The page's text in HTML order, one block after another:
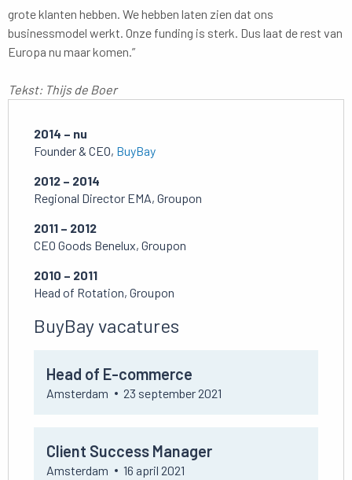
grote klanten hebben. We hebben laten zien dat ons
businessmodel werkt. Onze funding is sterk. Dus laat de rest van
Europa nu maar komen.”
Tekst: Thijs de Boer
2014 – nu
Founder & CEO, BuyBay
2012 – 2014
Regional Director EMA, Groupon
2011 – 2012
CEO Goods Benelux, Groupon
2010 – 2011
Head of Rotation, Groupon
BuyBay vacatures
Head of E-commerce
Amsterdam 23 september 2021
vacature
Head
commerce
Client Success Manager
Amsterdam 16 april 2021
vacature
Client